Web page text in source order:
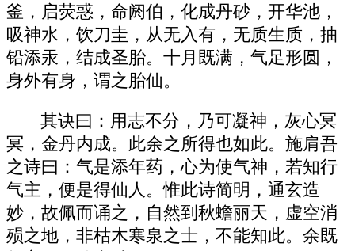
釜，启荧惑，命阏伯，化成丹砂，开华池，
吸神水，饮刀圭，从无入有，无质生质，抽
铅添汞，结成圣胎。十月既满，气足形圆，
身外有身，谓之胎仙。
其诀曰：用志不分，乃可凝神，灰心冥
冥，金丹内成。此余之所得也如此。施肩吾
之诗曰：气是添年药，心为使气神，若知行
气主，便是得仙人。惟此诗简明，通玄造
妙，故佩而诵之，自然到秋蟾丽天，虚空消
殒之地，非枯木寒泉之士，不能知此。余既